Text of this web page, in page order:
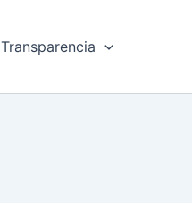
Transparencia